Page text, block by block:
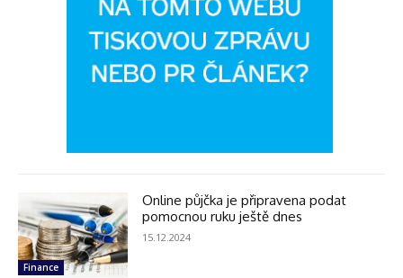
Finance
Online půjčka je připravena podat
pomocnou ruku ještě dnes
15.12.2024